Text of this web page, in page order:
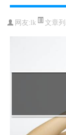
网友: lk 文章